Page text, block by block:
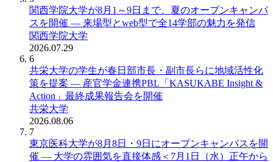
関西学院大学が8月1～9日まで、夏のオープンキャンパ
スを開催 ― 来場型とweb型で全14学部の魅力を発信
関西学院大学
2026.07.29
6
共栄大学の学生が春日部市長・副市長らに地域活性化
策を提案 ― 産官学金連携PBL「KASUKABE Insight &
Action」最終成果報告会を開催
共栄大学
2026.08.06
7
東京医科大学が8月8日・9日にオープンキャンパスを開
催 ― 大学の雰囲気を直接体感＜7月1日（水）正午から